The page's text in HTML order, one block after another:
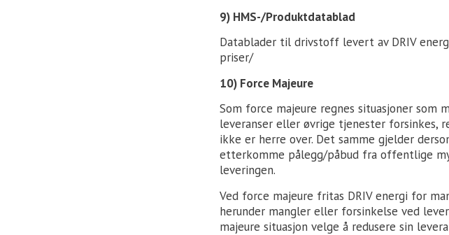
9) HMS-/Produktdatablad
Datablader til drivstoff levert av DRIV
priser/
10) Force Majeure
Som force majeure regnes situasjoner som
leveranser eller øvrige tjenester forsinkes,
ikke er herre over. Det samme gjelder
etterkomme pålegg/påbud fra offentlige
leveringen.
Ved force majeure fritas DRIV energi for
herunder mangler eller forsinkelse ved
majeure situasjon velge å redusere sin